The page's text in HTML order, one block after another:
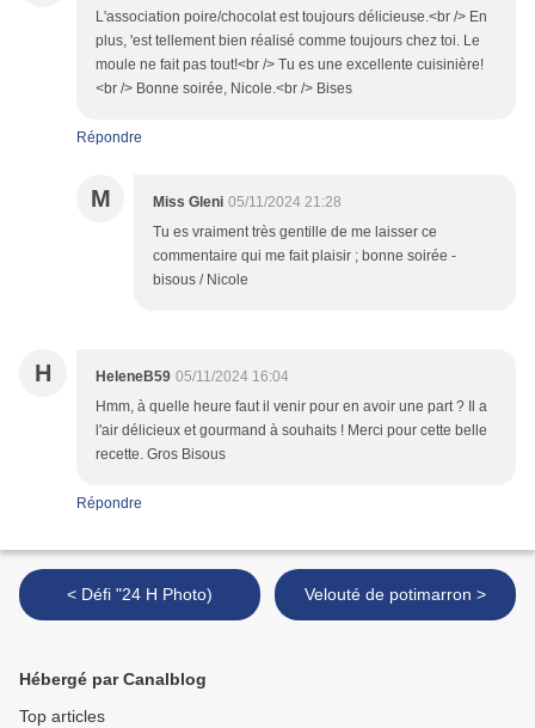
L'association poire/chocolat est toujours délicieuse.<br /> En
plus, 'est tellement bien réalisé comme toujours chez toi. Le
moule ne fait pas tout!<br /> Tu es une excellente cuisinière!
<br /> Bonne soirée, Nicole.<br /> Bises
Répondre
M Miss Gleni 05/11/2024 21:28
Tu es vraiment très gentille de me laisser ce
commentaire qui me fait plaisir ; bonne soirée -
bisous / Nicole
H HeleneB59 05/11/2024 16:04
Hmm, à quelle heure faut il venir pour en avoir une part ? Il a
l'air délicieux et gourmand à souhaits ! Merci pour cette belle
recette. Gros Bisous
Répondre
< Défi "24 H Photo) Velouté de potimarron >
Hébergé par Canalblog
Top articles